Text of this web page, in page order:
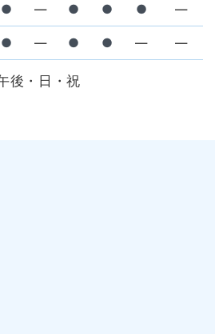
● ― ● ● ● ―
● ― ● ● ― ―
後・日・祝